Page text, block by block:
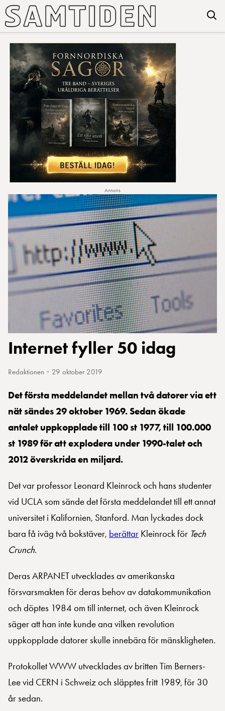
Annons
Internet fyller 50 idag
Redaktionen • 29 oktober 2019
Det första meddelandet mellan två datorer via ett
nät sändes 29 oktober 1969. Sedan ökade
antalet uppkopplade till 100 st 1977, till 100.000
st 1989 för att explodera under 1990-talet och
2012 överskrida en miljard.
Det var professor Leonard Kleinrock och hans studenter
vid UCLA som sände det första meddelandet till ett annat
universitet i Kalifornien, Stanford. Man lyckades dock
bara få iväg två bokstäver, berättar Kleinrock för Tech
Crunch.
Deras ARPANET utvecklades av amerikanska
försvarsmakten för deras behov av datakommunikation
och döptes 1984 om till internet, och även Kleinrock
säger att han inte kunde ana vilken revolution
uppkopplade datorer skulle innebära för mänskligheten.
Protokollet WWW utvecklades av britten Tim Berners-
Lee vid CERN i Schweiz och släpptes fritt 1989, för 30
år sedan.